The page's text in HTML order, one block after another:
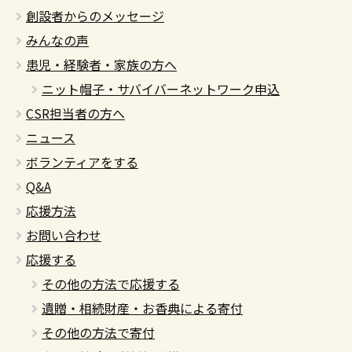
創設者からのメッセージ
みんなの声
患児・経験者・家族の方へ
ニット帽子・サバイバーネットワーク申込
CSR担当者の方へ
ニュース
ボランティアをする
Q&A
応援方法
お問い合わせ
応援する
その他の方法で応援する
遺贈・相続財産・お香典による寄付
その他の方法で寄付